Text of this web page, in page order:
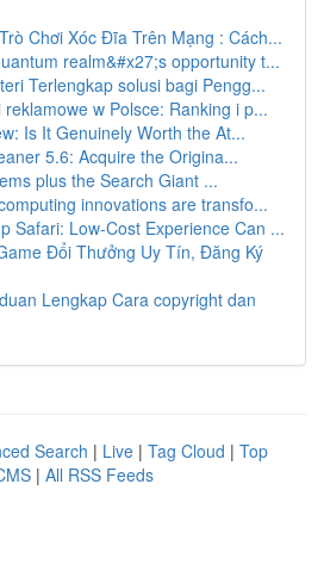
Chơi Xóc Đĩa Trên Mạng : Cách...
realm&#x27;s opportunity t...
Terlengkap solusi bagi Pengg...
reklamowe w Polsce: Ranking i p...
Is It Genuinely Worth the At...
5.6: Acquire the Origina...
plus the Search Giant ...
innovations are transfo...
Safari: Low-Cost Experience Can ...
Đổi Thưởng Uy Tín, Đăng Ký
Lengkap Cara copyright dan
Search | Live | Tag Cloud | Top
| All RSS Feeds